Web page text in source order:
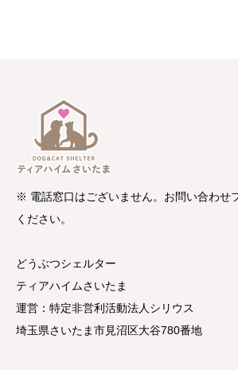
※ 電話窓口はございません。お問い合わせ
ください。
どうぶつシェルター
ティアハイムさいたま
運営：特定非営利活動法人シリウス
埼玉県さいたま市見沼区大谷780番地